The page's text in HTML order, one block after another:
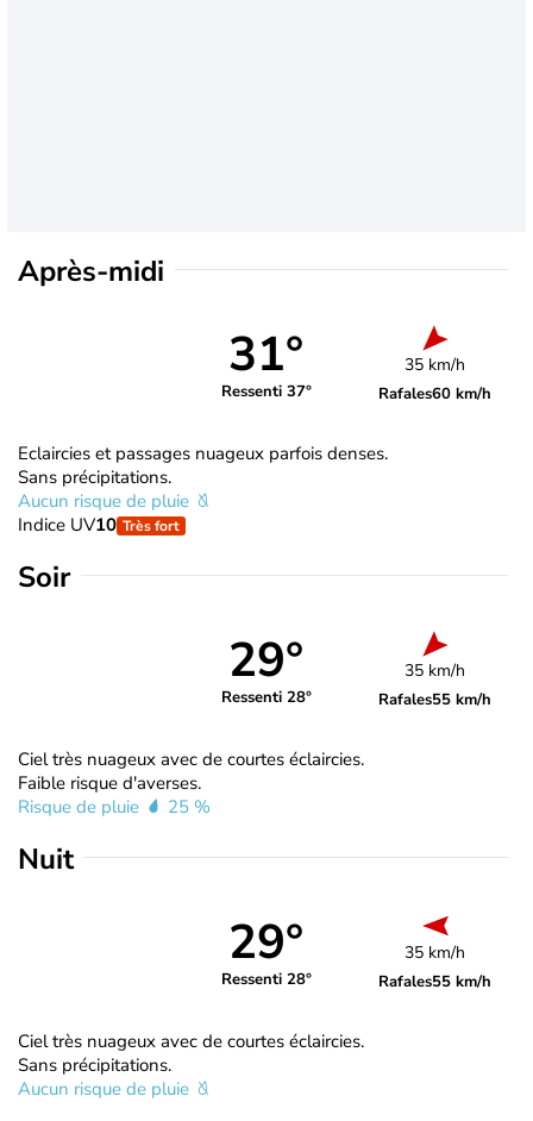
Après-midi
31°
Ressenti 37°
35 km/h
Rafales60 km/h
Eclaircies et passages nuageux parfois denses.
Sans précipitations.
Aucun risque de pluie
Indice UV10 Très fort
Soir
29°
Ressenti 28°
35 km/h
Rafales55 km/h
Ciel très nuageux avec de courtes éclaircies.
Faible risque d'averses.
Risque de pluie
25 %
Nuit
29°
Ressenti 28°
35 km/h
Rafales55 km/h
Ciel très nuageux avec de courtes éclaircies.
Sans précipitations.
Aucun risque de pluie